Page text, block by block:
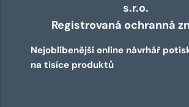
s.r.o.
Registrovaná ochranná
Nejoblíbenější online návrhář
na tisíce produktů